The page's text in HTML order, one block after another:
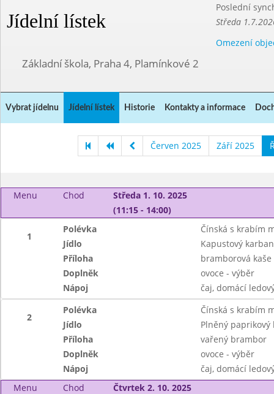
Jídelní lístek
Poslední
Středa
Omezení
Základní škola, Praha 4, Plamínkové 2
Vybrat jídelnu Jídelní lístek Historie Kontakty a informace
Červen 2025 Září 2025
Menu Chod
Středa 1. 10. 2025
(11:15 - 14:00)
1
Polévka
Čínská s krabím
Jídlo
Kapustový
Příloha
bramborová kaše
Doplněk
ovoce - výběr
Nápoj
čaj, domácí
2
Polévka
Čínská s krabím
Jídlo
Plněný paprikový
Příloha
vařený brambor
Doplněk
ovoce - výběr
Nápoj
čaj, domácí
Menu
Chod
Čtvrtek 2. 10. 2025